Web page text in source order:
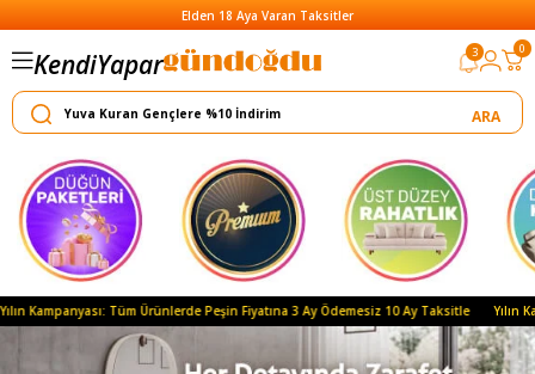
Elden 18 Aya Varan Taksitler
KendiYapar
Satar
3 0
Tüm Ürünlerde Peşin Fiyatına 3 Ay Ödemesiz 10 Ay Taksitle Yılın